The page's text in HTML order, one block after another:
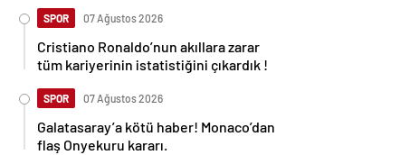
SPOR 07 Ağustos 2026
Cristiano Ronaldo’nun akıllara zarar
tüm kariyerinin istatistiğini çıkardık !
SPOR 07 Ağustos 2026
Galatasaray’a kötü haber! Monaco’dan
flaş Onyekuru kararı.